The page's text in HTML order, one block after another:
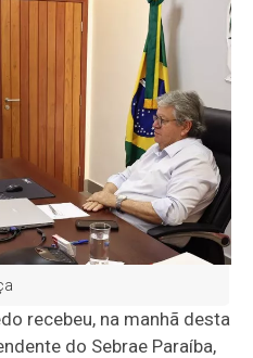
recebeu, na manhã desta
do Sebrae Paraíba,